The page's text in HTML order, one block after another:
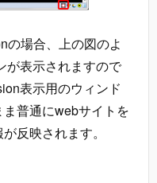
場合、上の図のよ
が表示されますので
表示用のウィンド
普通にwebサイトを
反映されます。